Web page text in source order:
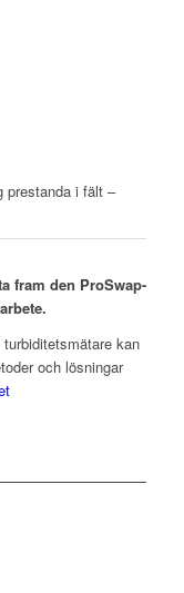
prestanda i fält –
fram den ProSwap-
kan
och lösningar